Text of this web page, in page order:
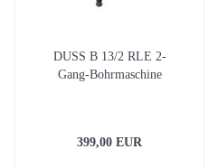
DUSS B 13/2 RLE 2-
Gang-Bohrmaschine
399,00 EUR